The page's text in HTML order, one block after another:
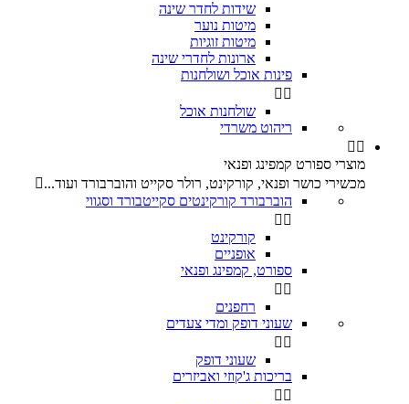
שידות לחדר שינה
מיטות נוער
מיטות זוגיות
ארונות לחדרי שינה
פינות אוכל ושולחנות
 
שולחנות אוכל
ריהוט משרדי
 
מוצרי ספורט קמפינג ופנאי
מכשירי כושר ופנאי, קורקינט, רולר סקייט והוברבורד ועוד...
הוברבורד קורקינטים סקייטבורד וסגווי
 
קורקינט
אופניים
ספורט, קמפינג ופנאי
 
רחפנים
שעוני דופק ומדי צעדים
 
שעוני דופק
בריכות ג'קוזי ואביזרים
 